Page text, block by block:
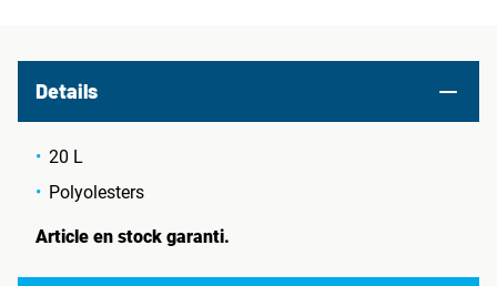
Details
20 L
Polyolesters
Article en stock garanti.